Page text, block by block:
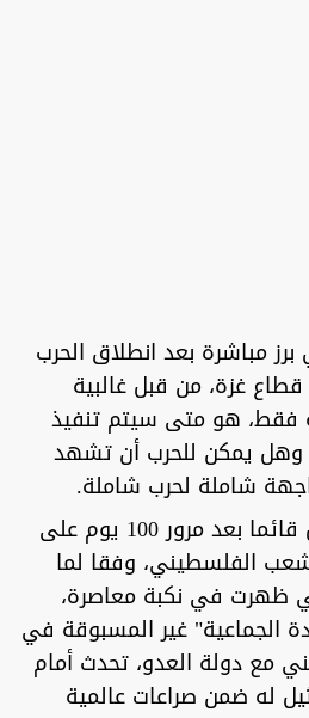
مباشرة بعد انطلاق الحرب
غزة، من قبل غالبية
هو متى سيتم تنفيذ
وهل يمكن للحرب أن تشهد
شاملة لحرب شاملة.
ويبدو، أن السؤال لا زال قائما بعد مرور 100 يوم على
الفلسطيني، وفقا لما
ظهرت في نكبة معاصرة،
الجماعية" غير المسبوقة في
مع دولة العدو، تحدث أمام
له ضمن صراعات عالمية